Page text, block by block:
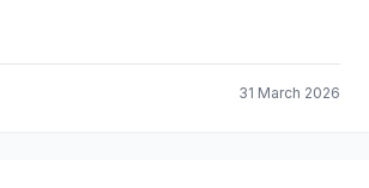
31 March 2026